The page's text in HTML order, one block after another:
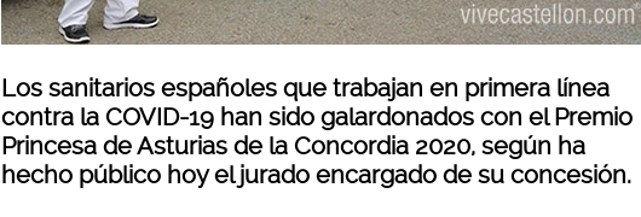
Los sanitarios españoles que trabajan en primera línea
contra la COVID-19 han sido galardonados con el Premio
Princesa de Asturias de la Concordia 2020, según ha
hecho público hoy el jurado encargado de su concesión.